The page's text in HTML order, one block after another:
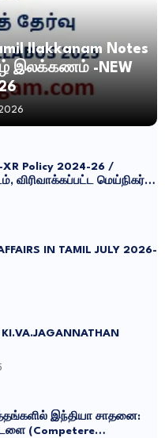
Ilakkanam Notes
இலக்கணம் -NEW
XR Policy 2024-26 /
விரிவாக்கப்பட்ட மெய்நிகர்
IN TAMIL JULY 2026-
இந்தியா சாதனை:
(Competere